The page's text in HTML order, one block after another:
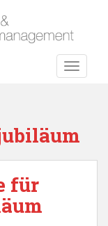
für